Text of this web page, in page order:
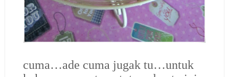
cuma…ade cuma jugak tu…untuk